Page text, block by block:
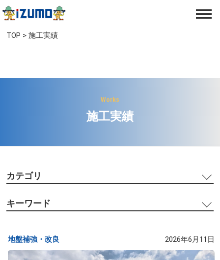
TOP >施工実績
Works
施工実績
カテゴリ
キーワード
地盤補強・改良​ 2026年6月11日